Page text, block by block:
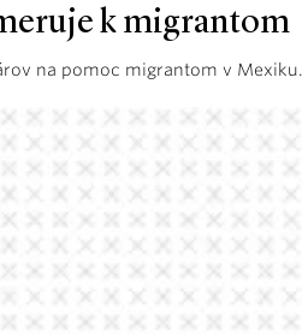
k migrantom
na pomoc migrantom v Mexiku.